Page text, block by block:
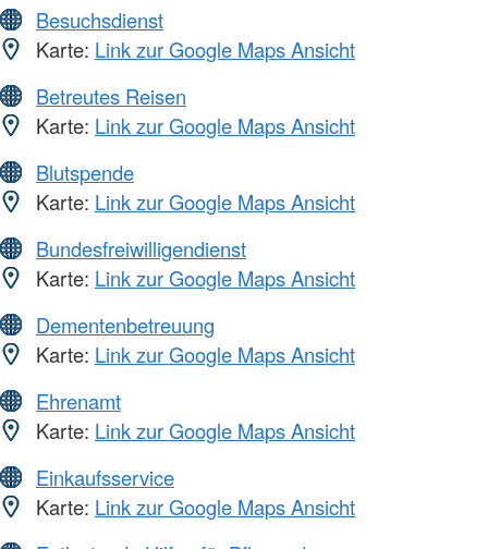
Besuchsdienst
Karte: Link zur Google Maps Ansicht
Betreutes Reisen
Karte: Link zur Google Maps Ansicht
Blutspende
Karte: Link zur Google Maps Ansicht
Bundesfreiwilligendienst
Karte: Link zur Google Maps Ansicht
Dementenbetreuung
Karte: Link zur Google Maps Ansicht
Ehrenamt
Karte: Link zur Google Maps Ansicht
Einkaufsservice
Karte: Link zur Google Maps Ansicht